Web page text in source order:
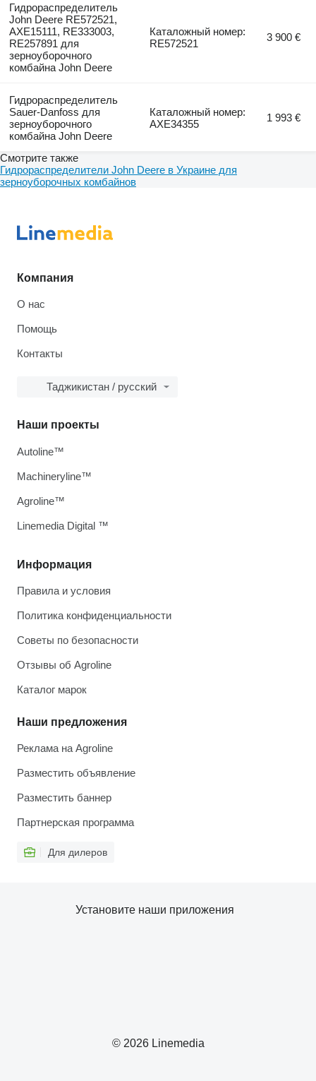
Гидрораспределитель
John Deere RE572521,
AXE15111, RE333003,
RE257891 для
зерноуборочного
комбайна John Deere
Каталожный номер:
RE572521
3 900 €
Гидрораспределитель
Sauer-Danfoss для
зерноуборочного
комбайна John Deere
Каталожный номер:
AXE34355
1 993 €
Смотрите также
Гидрораспределители John Deere в Украине для
зерноуборочных комбайнов
Компания
О нас
Помощь
Контакты
Таджикистан / русский
Информация
Правила и условия
Политика конфиденциальности
Советы по безопасности
Отзывы об Agroline
Каталог марок
Наши предложения
Реклама на Agroline
Разместить объявление
Разместить баннер
Партнерская программа
Для дилеров
Наши проекты
Autoline™
Machineryline™
Agroline™
Linemedia Digital ™
© 2026 Linemedia
Установите наши приложения